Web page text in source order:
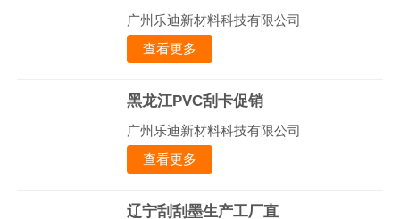
广州乐迪新材料科技有限公司
查看更多
黑龙江PVC刮卡促销
广州乐迪新材料科技有限公司
查看更多
辽宁刮刮墨生产工厂直